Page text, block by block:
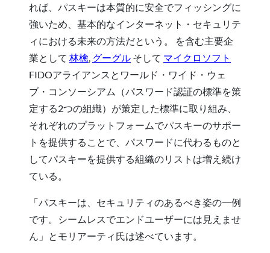
れば、パスキーは本質的に安全でフィッシングに
強いため、基本的なインターネット・セキュリテ
ィにおける未来の方法だという。 を含む主要企
業として 林檎, グーグル そして マイクロソフト
FIDOアライアンスとワールド・ワイド・ウェ
ブ・コンソーシアム（パスワード認証の標準を策
定する2つの組織）が策定した標準に取り組み、
それぞれのプラットフォームでパスキーのサポー
トを提供することで、パスワードに代わるものと
してパスキーを提供する組織のリストは増え続け
ている。
「パスキーは、セキュリティのあるべき姿の一例
です。シームレスでエンドユーザーには見えませ
ん」とモリアーティ氏は述べています。